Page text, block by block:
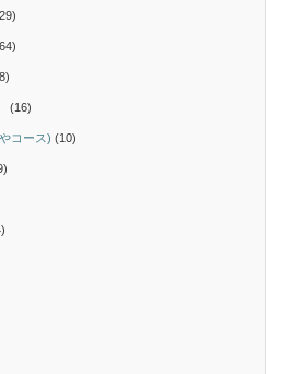
(16)
コース) (10)